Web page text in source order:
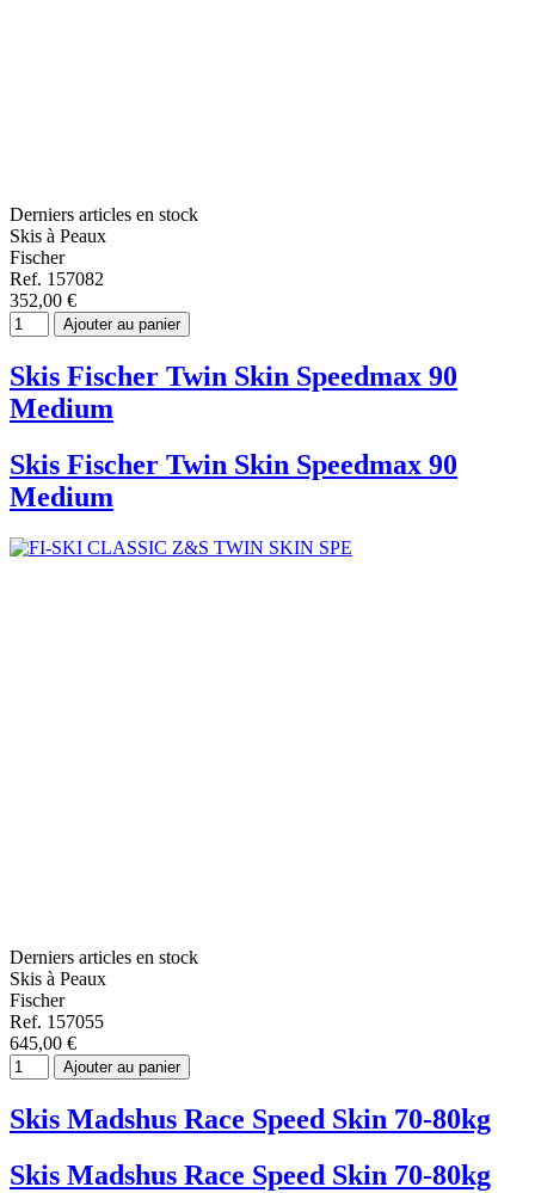
Derniers articles en stock
Skis à Peaux
Fischer
Ref. 157082
352,00 €
Ajouter au panier
Skis Fischer Twin Skin Speedmax 90
Medium
Skis Fischer Twin Skin Speedmax 90
Medium
Derniers articles en stock
Skis à Peaux
Fischer
Ref. 157055
645,00 €
Ajouter au panier
Skis Madshus Race Speed ​​​​Skin 70-80kg
Skis Madshus Race Speed ​​​​Skin 70-80kg